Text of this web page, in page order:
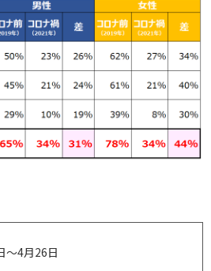
～4月26日